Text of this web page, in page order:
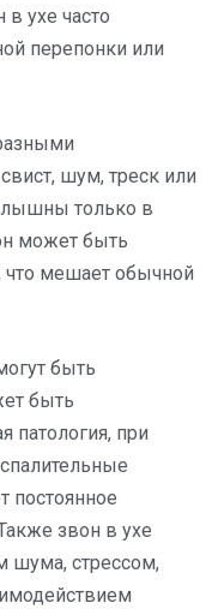
ухе часто
перепонки или
шум, треск или
только в
может быть
что мешает обычной
быть
быть
патология, при
постоянное
звон в ухе
шума, стрессом,